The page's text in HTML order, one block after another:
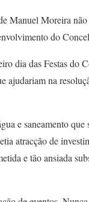
Manuel Moreira
do
dia das Festas do
ajudariam na
e saneamento que
atracção de
e tão ansiada